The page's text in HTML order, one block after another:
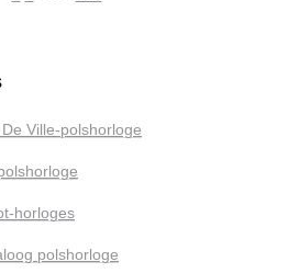
Ville-polshorloge
horloges
polshorloge